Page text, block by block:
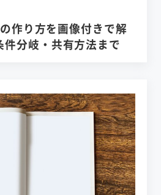
作り方を画像付きで解
分岐・共有方法まで